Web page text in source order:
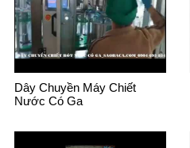
Dây Chuyền Máy Chiết
Nước Có Ga